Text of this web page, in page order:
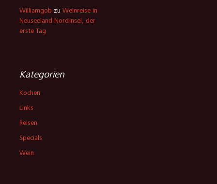
Williamgob zu Weinreise in
Neuseeland Nordinsel, der
erste Tag
Kategorien
Kochen
Links
Reisen
Specials
Wein